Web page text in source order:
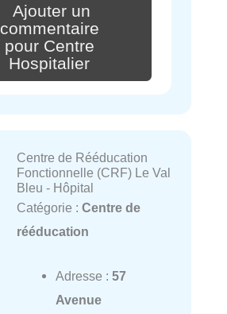
Ajouter un
commentaire
pour Centre
Hospitalier
Centre de Rééducation
Fonctionnelle (CRF) Le Val
Bleu - Hôpital
Catégorie : Centre de
rééducation
Adresse : 57
Avenue